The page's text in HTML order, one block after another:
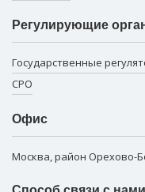
Регулирующие
Государственные
СРО
Офис
Москва, район Орехово-